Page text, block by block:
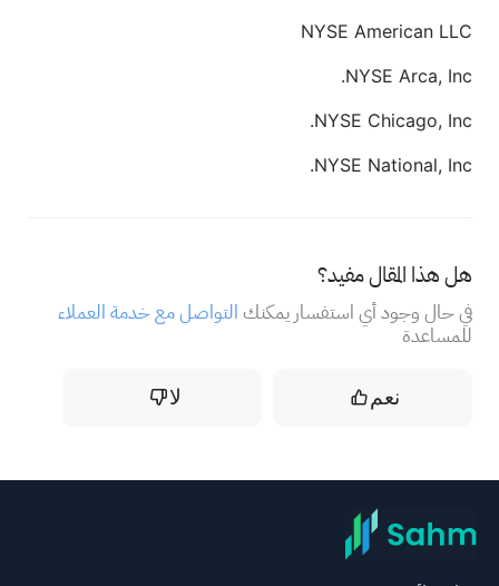
NYSE American LLC
NYSE Arca, Inc.
NYSE Chicago, Inc.
NYSE National, Inc.
هل هذا المقال مفيد؟
في حال وجود أي استفسار يمكنك التواصل مع خدمة العملاء
للمساعدة
نعم لا